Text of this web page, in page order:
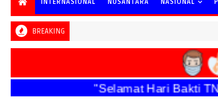
INTERNASIONAL NUSANTARA NASIONAL
BREAKING
"Selamat Hari Bakti